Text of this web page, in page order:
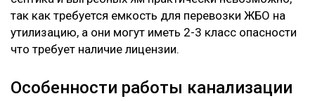
так как требуется емкость для перевозки ЖБО на
утилизацию, а они могут иметь 2-3 класс опасности
что требует наличие лицензии.
Особенности работы канализации